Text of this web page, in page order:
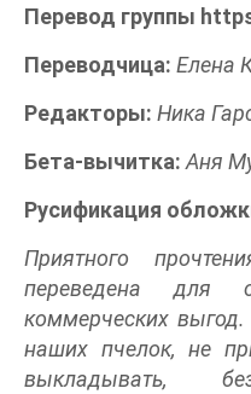
Перевод группы
Переводчица: Елена
Редакторы: Ника
Бета-вычитка: Аня
Русификация
Приятного
переведена для
коммерческих
наших пчелок, не
выкладывать,